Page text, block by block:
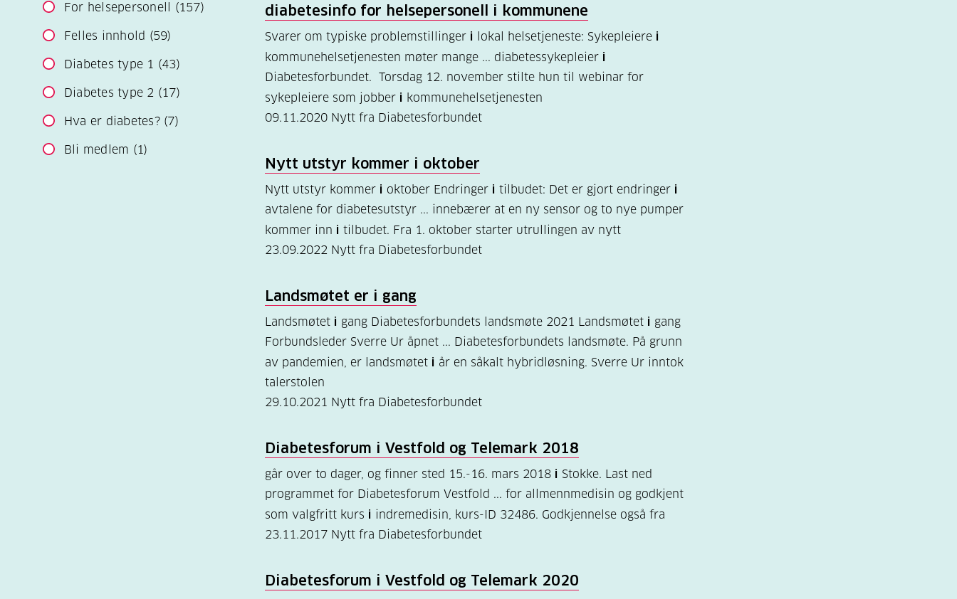
For helsepersonell (157)
Felles innhold (59)
Diabetes type 1 (43)
Diabetes type 2 (17)
Hva er diabetes? (7)
Bli medlem (1)
diabetesinfo for helsepersonell i kommunene
Svarer om typiske problemstillinger i lokal helsetjeneste: Sykepleiere i
kommunehelsetjenesten møter mange ... diabetessykepleier i
Diabetesforbundet. Torsdag 12. november stilte hun til webinar for
sykepleiere som jobber i kommunehelsetjenesten
09.11.2020 Nytt fra Diabetesforbundet
Nytt utstyr kommer i oktober
Nytt utstyr kommer i oktober Endringer i tilbudet: Det er gjort endringer i
avtalene for diabetesutstyr ... innebærer at en ny sensor og to nye pumper
kommer inn i tilbudet. Fra 1. oktober starter utrullingen av nytt
23.09.2022 Nytt fra Diabetesforbundet
Landsmøtet er i gang
Landsmøtet i gang Diabetesforbundets landsmøte 2021 Landsmøtet i gang
Forbundsleder Sverre Ur åpnet ... Diabetesforbundets landsmøte. På grunn
av pandemien, er landsmøtet i år en såkalt hybridløsning. Sverre Ur inntok
talerstolen
29.10.2021 Nytt fra Diabetesforbundet
Diabetesforum i Vestfold og Telemark 2018
går over to dager, og finner sted 15.-16. mars 2018 i Stokke. Last ned
programmet for Diabetesforum Vestfold ... for allmennmedisin og godkjent
som valgfritt kurs i indremedisin, kurs-ID 32486. Godkjennelse også fra
23.11.2017 Nytt fra Diabetesforbundet
Diabetesforum i Vestfold og Telemark 2020